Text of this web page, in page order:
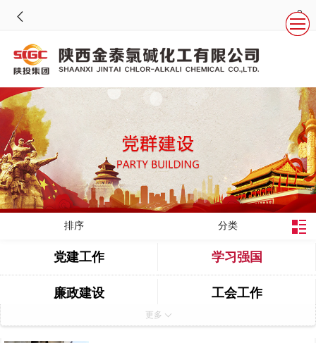
排序 分类
党建工作 学习强国
廉政建设 工会工作
更多